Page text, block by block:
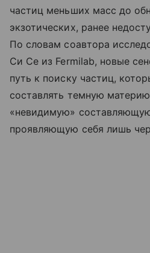
частиц меньших масс до
экзотических, ранее
По словам соавтора
Си Се из Fermilab, новые
путь к поиску частиц,
составлять темную
«невидимую»
проявляющую себя лишь